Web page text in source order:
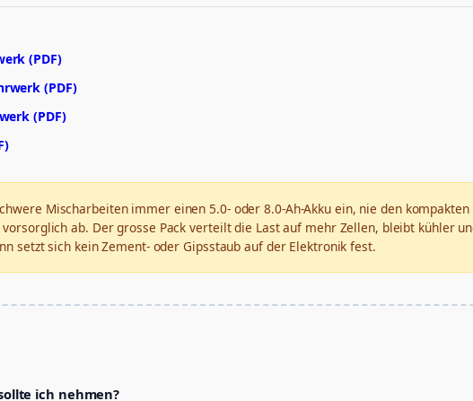
(PDF)
(PDF)
(PDF)
Mischarbeiten immer einen 5.0- oder 8.0-Ah-Akku ein, nie den
ab. Der grosse Pack verteilt die Last auf mehr Zellen, bleibt kühler
setzt sich kein Zement- oder Gipsstaub auf der Elektronik fest.
ich nehmen?